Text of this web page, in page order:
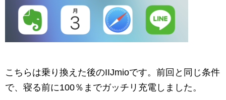
こちらは乗り換えた後のIIJmioです。前回と同じ条件
で、寝る前に100％までガッチリ充電しました。